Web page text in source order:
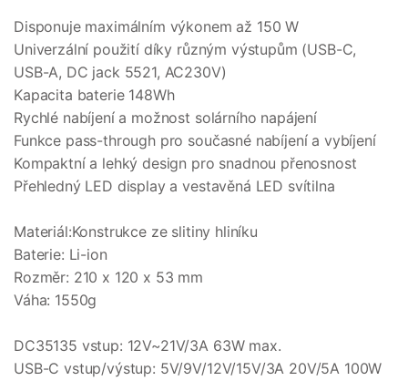
Disponuje maximálním výkonem až 150 W
Univerzální použití díky různým výstupům (USB-C,
USB-A, DC jack 5521, AC230V)
Kapacita baterie 148Wh
Rychlé nabíjení a možnost solárního napájení
Funkce pass-through pro současné nabíjení a vybíjení
Kompaktní a lehký design pro snadnou přenosnost
Přehledný LED display a vestavěná LED svítilna
Materiál:Konstrukce ze slitiny hliníku
Baterie: Li-ion
Rozměr: 210 x 120 x 53 mm
Váha: 1550g
DC35135 vstup: 12V~21V/3A 63W max.
USB-C vstup/výstup: 5V/9V/12V/15V/3A 20V/5A 100W